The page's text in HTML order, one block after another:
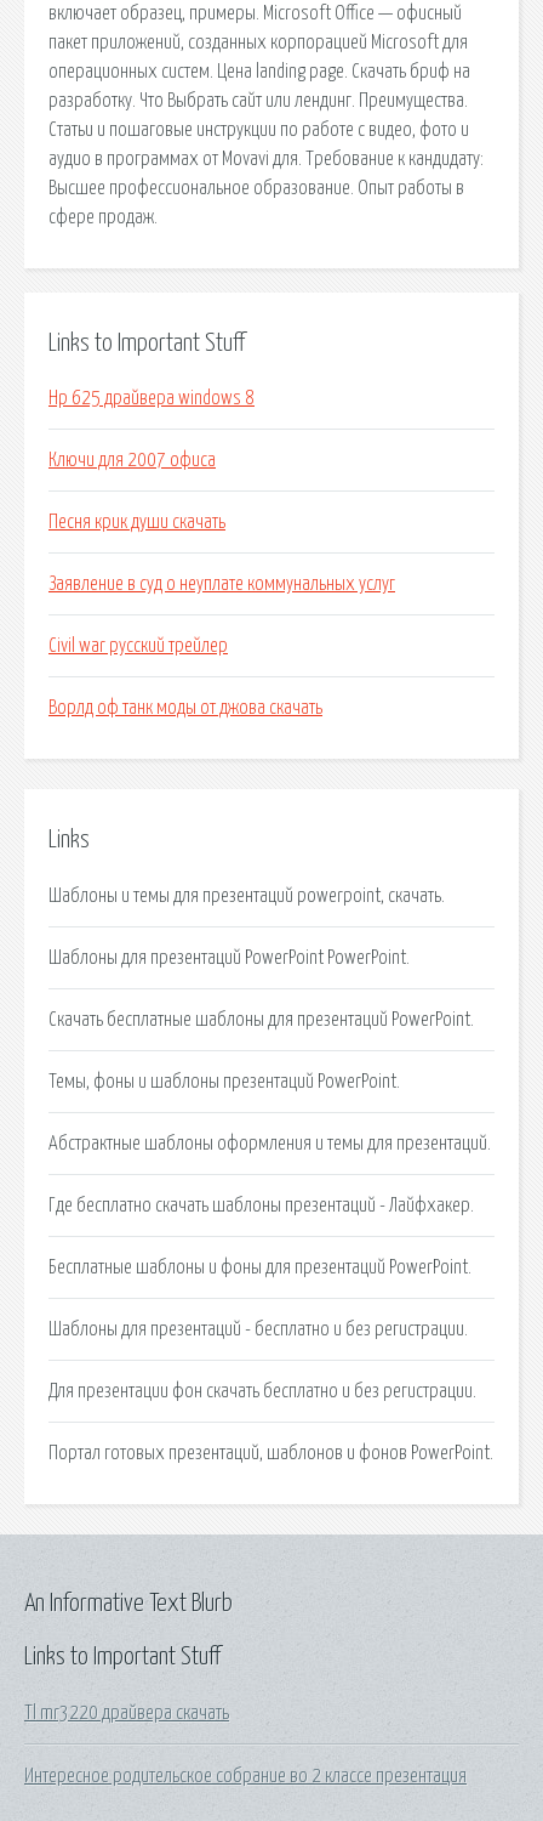
включает образец, примеры. Microsoft Office — офисный
пакет приложений, созданных корпорацией Microsoft для
операционных систем. Цена landing page. Скачать бриф на
разработку. Что Выбрать сайт или лендинг. Преимущества.
Статьи и пошаговые инструкции по работе с видео, фото и
аудио в программах от Movavi для. Требование к кандидату:
Высшее профессиональное образование. Опыт работы в
сфере продаж.
Links to Important Stuff
Hp 625 драйвера windows 8
Ключи для 2007 офиса
Песня крик души скачать
Заявление в суд о неуплате коммунальных услуг
Civil war русский трейлер
Ворлд оф танк моды от джова скачать
Links
Шаблоны и темы для презентаций powerpoint, скачать.
Шаблоны для презентаций PowerPoint PowerPoint.
Скачать бесплатные шаблоны для презентаций PowerPoint.
Темы, фоны и шаблоны презентаций PowerPoint.
Абстрактные шаблоны оформления и темы для презентаций.
Где бесплатно скачать шаблоны презентаций - Лайфхакер.
Бесплатные шаблоны и фоны для презентаций PowerPoint.
Шаблоны для презентаций - бесплатно и без регистрации.
Для презентации фон скачать бесплатно и без регистрации.
Портал готовых презентаций, шаблонов и фонов PowerPoint.
Links to Important Stuff
Tl mr3220 драйвера скачать
Интересное родительское собрание во 2 классе презентация
An Informative Text Blurb